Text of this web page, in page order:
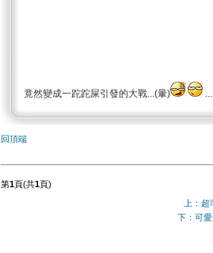
竟然變成一跎跎屎引發的大戰...(暈)
回頂端
第1頁(共1頁)
上：
下：可